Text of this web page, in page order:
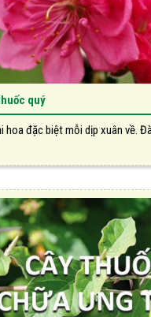
quý
hoa đặc biệt mỗi dịp xuân về.